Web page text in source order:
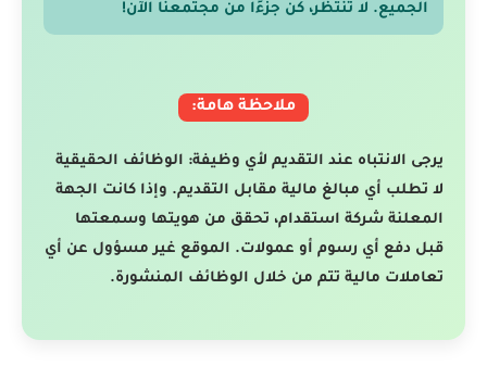
الجميع. لا تنتظر، كن جزءًا من مجتمعنا الآن!
ملاحظة هامة:
يرجى الانتباه عند التقديم لأي وظيفة: الوظائف الحقيقية
لا تطلب أي مبالغ مالية مقابل التقديم. وإذا كانت الجهة
المعلنة شركة استقدام، تحقق من هويتها وسمعتها
قبل دفع أي رسوم أو عمولات. الموقع غير مسؤول عن أي
تعاملات مالية تتم من خلال الوظائف المنشورة.